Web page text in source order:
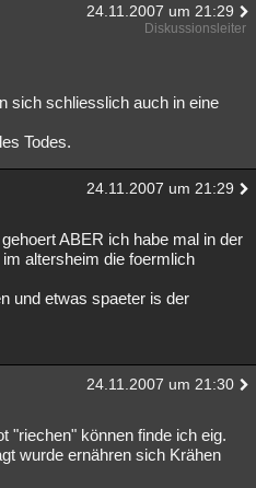
24.11.2007 um 21:29
Diskussionsleiter
sich schliesslich auch in eine
Todes.
24.11.2007 um 21:29
ABER ich habe mal in der
altersheim die foermlich
und etwas spaeter is der
24.11.2007 um 21:30
"riechen" können finde ich eig.
wurde ernähren sich Krähen